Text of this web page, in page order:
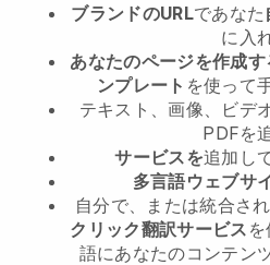
ブランドのURLであなた
に入
あなたのページを作成す
ンプレート を使って
テキスト、画像、ビデ
PDFを
サービスを追加し
多言語ウェブサ
自分で、または統合さ
クリック翻訳サービス
語にあなたのコンテン